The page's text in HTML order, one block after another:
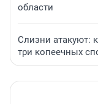
области
Слизни атакуют:
три копеечных